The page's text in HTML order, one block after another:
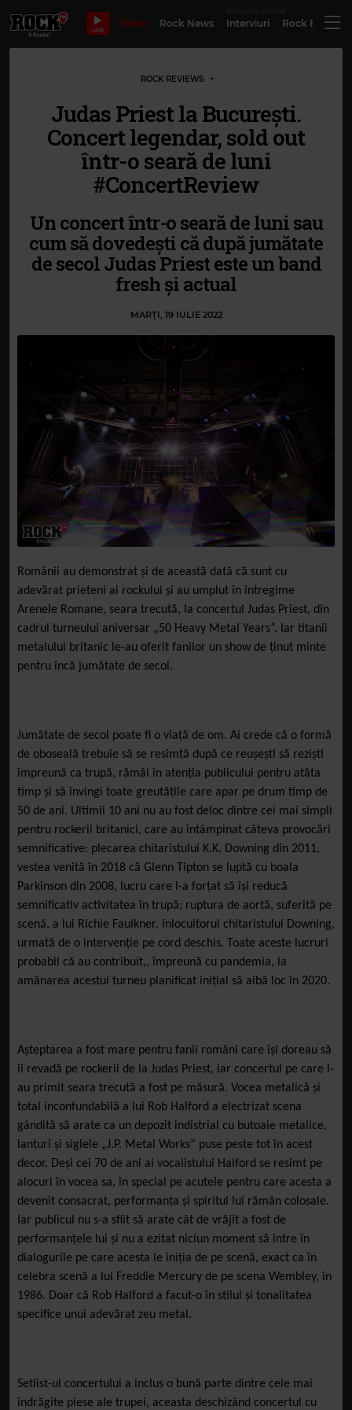
LIVE
Bilete Rock News Interviuri Rock
ROCK REVIEWS
Judas Priest la București.
Concert legendar, sold out
într-o seară de luni
#ConcertReview
Un concert într-o seară de luni sau
cum să dovedești că după jumătate
de secol Judas Priest este un band
fresh și actual
MARȚI, 19 IULIE 2022
Românii au demonstrat și de această dată că sunt cu
adevărat prieteni ai rockului și au umplut în întregime
Arenele Romane, seara trecută, la concertul Judas Priest, din
cadrul turneului aniversar „50 Heavy Metal Years”. Iar titanii
metalului britanic le-au oferit fanilor un show de ținut minte
pentru încă jumătate de secol.
Jumătate de secol poate fi o viață de om. Ai crede că o formă
de oboseală trebuie să se resimtă după ce reușești să reziști
împreună ca trupă, rămâi în atenția publicului pentru atâta
timp și să învingi toate greutățile care apar pe drum timp de
50 de ani. Ultimii 10 ani nu au fost deloc dintre cei mai simpli
pentru rockerii britanici, care au întâmpinat câteva provocări
semnificative: plecarea chitaristului K.K. Downing din 2011,
vestea venită în 2018 că Glenn Tipton se luptă cu boala
Parkinson din 2008, lucru care l-a forțat să își reducă
semnificativ activitatea în trupă; ruptura de aortă, suferită pe
scenă, a lui Richie Faulkner, înlocuitorul chitaristului Downing,
urmată de o intervenție pe cord deschis. Toate aceste lucruri
probabil că au contribuit,, împreună cu pandemia, la
amânarea acestui turneu planificat inițial să aibă loc în 2020.
Așteptarea a fost mare pentru fanii români care își doreau să
îi revadă pe rockerii de la Judas Priest, iar concertul pe care l-
au primit seara trecută a fost pe măsură. Vocea metalică și
total inconfundabilă a lui Rob Halford a electrizat scena
gândită să arate ca un depozit indistrial cu butoaie metalice,
lanțuri și siglele „J.P. Metal Works” puse peste tot în acest
decor. Deși cei 70 de ani ai vocalistului Halford se resimt pe
alocuri în vocea sa, în special pe acutele pentru care acesta a
devenit consacrat, performanța și spiritul lui rămân colosale.
Iar publicul nu s-a sfiit să arate cât de vrăjit a fost de
performanțele lui și nu a ezitat niciun moment să intre în
dialogurile pe care acesta le iniția de pe scenă, exact ca în
celebra scenă a lui Freddie Mercury de pe scena Wembley, în
1986. Doar că Rob Halford a facut-o în stilul și tonalitatea
specifice unui adevărat zeu metal.
Setlist-ul concertului a inclus o bună parte dintre cele mai
îndrăgite piese ale trupei, aceasta deschizând concertul cu